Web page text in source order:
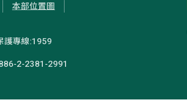
本部位置圖
護專線:1959
2-2381-2991